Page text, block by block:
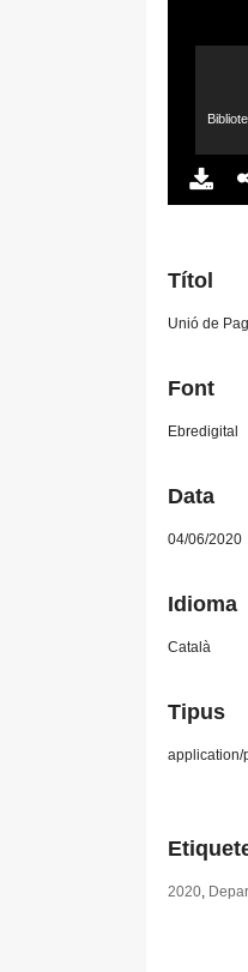
Títol
Unió de
Font
Ebredigital
Data
04/06/2020
Idioma
Català
Tipus
application/
2020,